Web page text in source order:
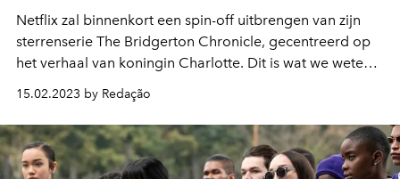
Netflix zal binnenkort een spin-off uitbrengen van zijn
sterrenserie The Bridgerton Chronicle, gecentreerd op
het verhaal van koningin Charlotte. Dit is wat we weten
15.02.2023 by Redação